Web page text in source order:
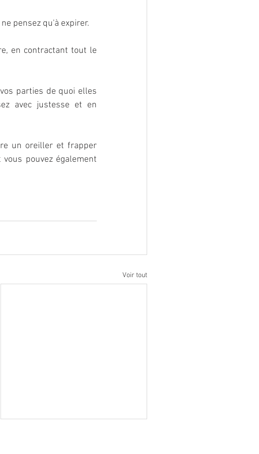
pensez qu'à expirer.
en contractant tout le
parties de quoi elles
avec justesse et en
un oreiller et frapper
pouvez également
Voir tout